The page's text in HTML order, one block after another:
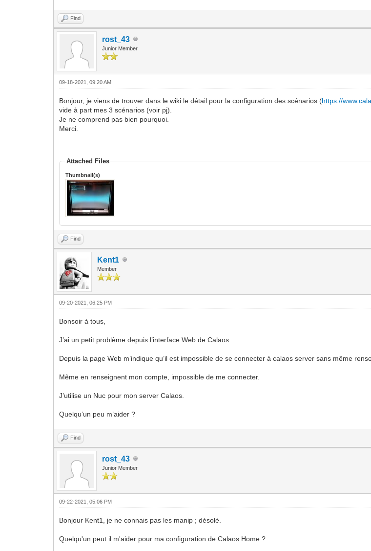
Find
rost_43
Junior Member
09-18-2021, 09:20 AM
Bonjour, je viens de trouver dans le wiki le détail pour la configuration des scénarios (https://
vide à part mes 3 scénarios (voir pj).
Je ne comprend pas bien pourquoi.
Merci.
Attached Files
Thumbnail(s)
Find
Kent1
Member
09-20-2021, 06:25 PM
Bonsoir à tous,
J’ai un petit problème depuis l’interface Web de Calaos.
Depuis la page Web m’indique qu’il est impossible de se connecter à calaos server sans même
Même en renseignent mon compte, impossible de me connecter.
J’utilise un Nuc pour mon server Calaos.
Quelqu’un peu m’aider ?
Find
rost_43
Junior Member
09-22-2021, 05:06 PM
Bonjour Kent1, je ne connais pas les manip ; désolé.
Quelqu'un peut il m'aider pour ma configuration de Calaos Home ?